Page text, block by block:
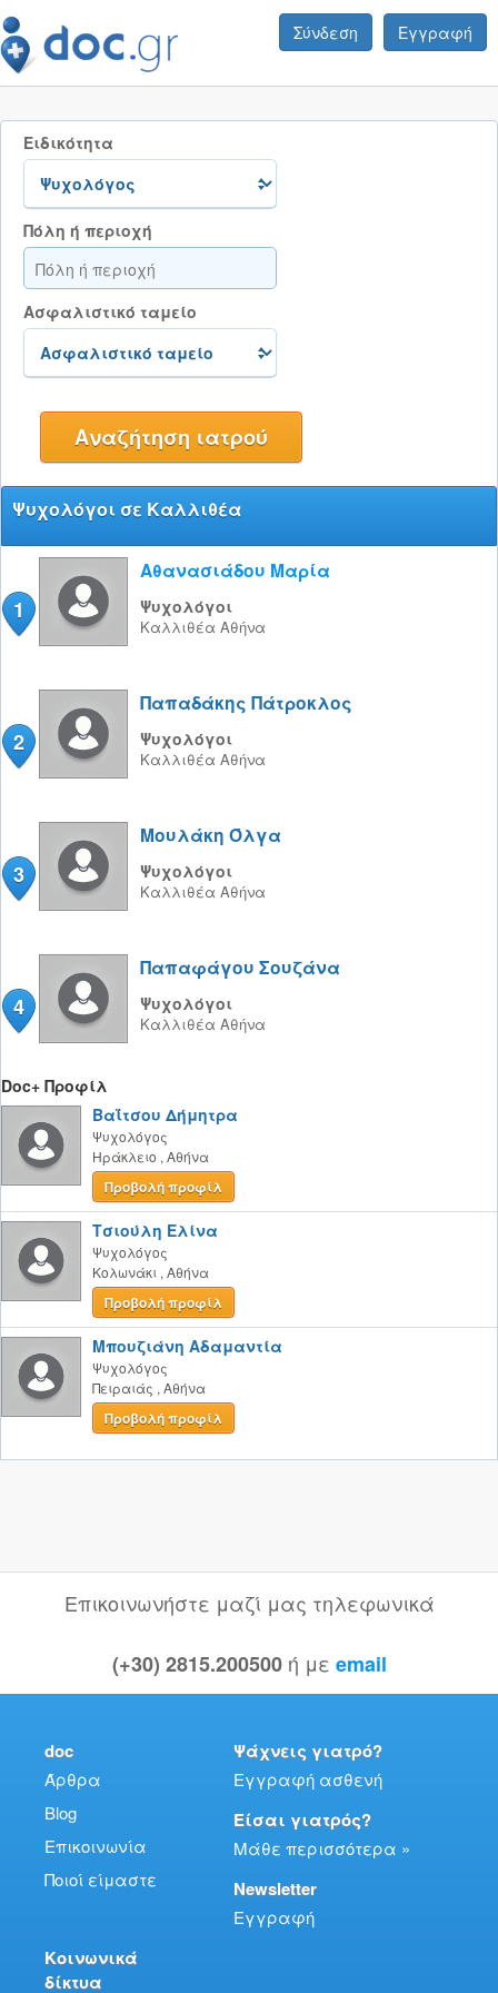
Σύνδεση Εγγραφή
Ειδικότητα
Πόλη ή περιοχή
Ασφαλιστικό ταμείο
Ψυχολόγοι σε Καλλιθέα
1
Αθανασιάδου Μαρία
Ψυχολόγοι
Καλλιθέα Αθήνα
2
Παπαδάκης Πάτροκλος
Ψυχολόγοι
Καλλιθέα Αθήνα
3
Μουλάκη Όλγα
Ψυχολόγοι
Καλλιθέα Αθήνα
4
Παπαφάγου Σουζάνα
Ψυχολόγοι
Καλλιθέα Αθήνα
Doc+ Προφίλ
Βαΐτσου Δήμητρα
Ψυχολόγος
Ηράκλειο , Αθήνα
Προβολή προφίλ
Τσιούλη Ελίνα
Ψυχολόγος
Κολωνάκι , Αθήνα
Προβολή προφίλ
Μπουζιάνη Αδαμαντία
Ψυχολόγος
Πειραιάς , Αθήνα
Προβολή προφίλ
Επικοινωνήστε μαζί μας τηλεφωνικά
(+30) 2815.200500 ή με email
doc
Άρθρα
Blog
Επικοινωνία
Ποιοί είμαστε
Ψάχνεις γιατρό?
Εγγραφή ασθενή
Είσαι γιατρός?
Μάθε περισσότερα »
Newsletter
Εγγραφή
Κοινωνικά
δίκτυα